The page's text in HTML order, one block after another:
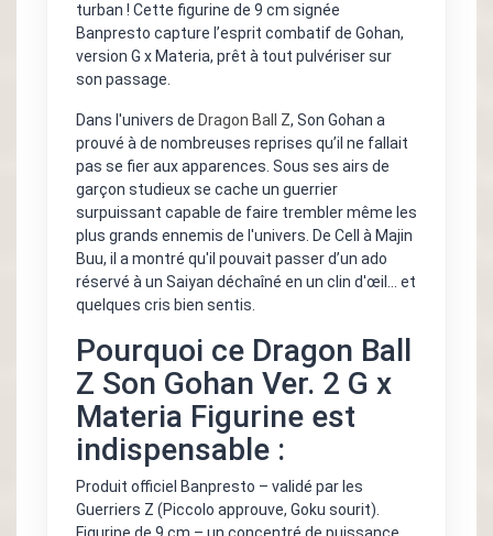
turban ! Cette figurine de 9 cm signée
Banpresto capture l’esprit combatif de Gohan,
version G x Materia, prêt à tout pulvériser sur
son passage.
Dans l'univers de Dragon Ball Z, Son Gohan a
prouvé à de nombreuses reprises qu’il ne fallait
pas se fier aux apparences. Sous ses airs de
garçon studieux se cache un guerrier
surpuissant capable de faire trembler même les
plus grands ennemis de l'univers. De Cell à Majin
Buu, il a montré qu'il pouvait passer d’un ado
réservé à un Saiyan déchaîné en un clin d'œil... et
quelques cris bien sentis.
Pourquoi ce Dragon Ball
Z Son Gohan Ver. 2 G x
Materia Figurine est
indispensable :
Produit officiel Banpresto – validé par les
Guerriers Z (Piccolo approuve, Goku sourit).